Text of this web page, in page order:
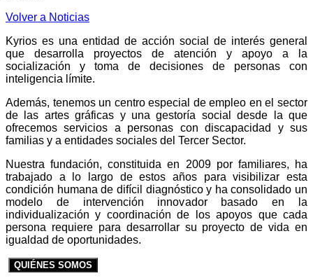
Volver a Noticias
Kyrios es una entidad de acción social de interés general
que desarrolla proyectos de atención y apoyo a la
socialización y toma de decisiones de personas con
inteligencia límite.
Además, tenemos un centro especial de empleo en el sector
de las artes gráficas y una gestoría social desde la que
ofrecemos servicios a personas con discapacidad y sus
familias y a entidades sociales del Tercer Sector.
Nuestra fundación, constituida en 2009 por familiares, ha
trabajado a lo largo de estos años para visibilizar esta
condición humana de difícil diagnóstico y ha consolidado un
modelo de intervención innovador basado en la
individualización y coordinación de los apoyos que cada
persona requiere para desarrollar su proyecto de vida en
igualdad de oportunidades.
QUIÉNES SOMOS